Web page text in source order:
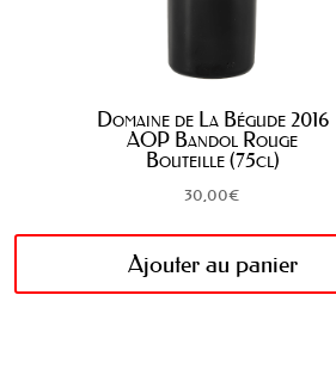
Domaine de La Bégude 2016
AOP Bandol Rouge
Bouteille (75cl)
30,00€
Ajouter au panier